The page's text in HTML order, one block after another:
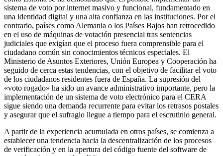
sistema de voto por internet masivo y funcional, fundamentado en
una identidad digital y una alta confianza en las instituciones. Por el
contrario, países como Alemania o los Países Bajos han retrocedido
en el uso de máquinas de votación presencial tras sentencias
judiciales que exigían que el proceso fuera comprensible para el
ciudadano común sin conocimientos técnicos especiales. El
Ministerio de Asuntos Exteriores, Unión Europea y Cooperación ha
seguido de cerca estas tendencias, con el objetivo de facilitar el voto
de los ciudadanos residentes fuera de España. La supresión del
«voto rogado» ha sido un avance administrativo importante, pero la
implementación de un sistema de voto electrónico para el CERA
sigue siendo una demanda recurrente para evitar los retrasos postales
y asegurar que el sufragio llegue a tiempo para el escrutinio general.
A partir de la experiencia acumulada en otros países, se comienza a
establecer una tendencia hacia la descentralización de los procesos
de verificación y en la apertura del código fuente del software de